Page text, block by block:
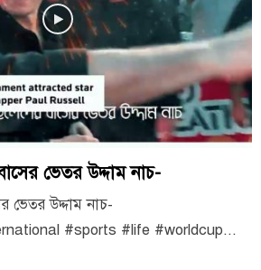
ভেতর উদ্দাম নাচ-
ভেতর উদ্দাম নাচ-
#sports #life #worldcup...